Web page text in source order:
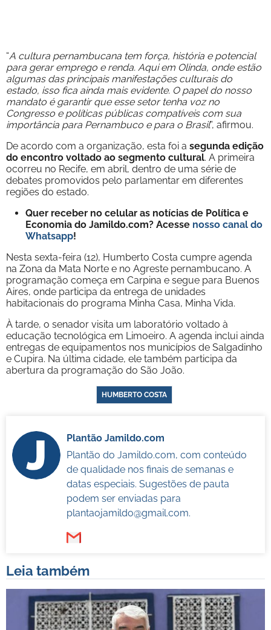
“A cultura pernambucana tem força, história e potencial
para gerar emprego e renda. Aqui em Olinda, onde estão
algumas das principais manifestações culturais do
estado, isso fica ainda mais evidente. O papel do nosso
mandato é garantir que esse setor tenha voz no
Congresso e políticas públicas compatíveis com sua
importância para Pernambuco e para o Brasil”, afirmou.
De acordo com a organização, esta foi a segunda edição
do encontro voltado ao segmento cultural. A primeira
ocorreu no Recife, em abril, dentro de uma série de
debates promovidos pelo parlamentar em diferentes
regiões do estado.
Quer receber no celular as notícias de Política e
Economia do Jamildo.com? Acesse nosso canal do
Whatsapp!
Nesta sexta-feira (12), Humberto Costa cumpre agenda
na Zona da Mata Norte e no Agreste pernambucano. A
programação começa em Carpina e segue para Buenos
Aires, onde participa da entrega de unidades
habitacionais do programa Minha Casa, Minha Vida.
À tarde, o senador visita um laboratório voltado à
educação tecnológica em Limoeiro. A agenda inclui ainda
entregas de equipamentos nos municípios de Salgadinho
e Cupira. Na última cidade, ele também participa da
abertura da programação do São João.
HUMBERTO COSTA
Plantão Jamildo.com
Plantão do Jamildo.com, com conteúdo
de qualidade nos finais de semanas e
datas especiais. Sugestões de pauta
podem ser enviadas para
plantaojamildo@gmail.com.
Leia também